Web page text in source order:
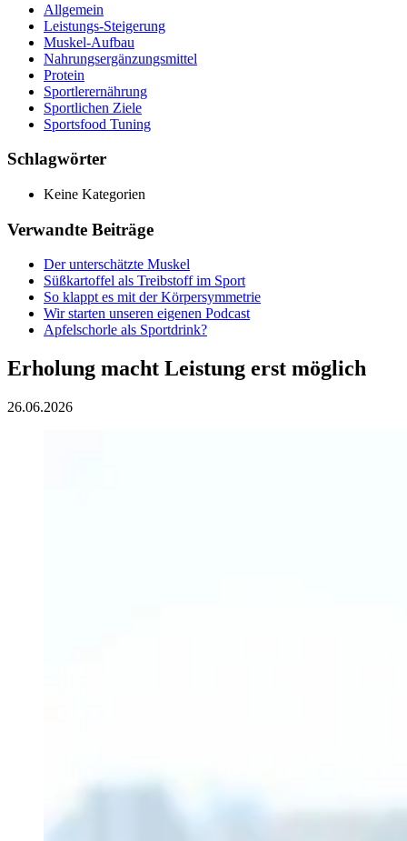
Allgemein
Leistungs-Steigerung
Muskel-Aufbau
Nahrungsergänzungsmittel
Protein
Sportlerernährung
Sportlichen Ziele
Sportsfood Tuning
Schlagwörter
Keine Kategorien
Verwandte Beiträge
Der unterschätzte Muskel
Süßkartoffel als Treibstoff im Sport
So klappt es mit der Körpersymmetrie
Wir starten unseren eigenen Podcast
Apfelschorle als Sportdrink?
Erholung macht Leistung erst möglich
26.06.2026